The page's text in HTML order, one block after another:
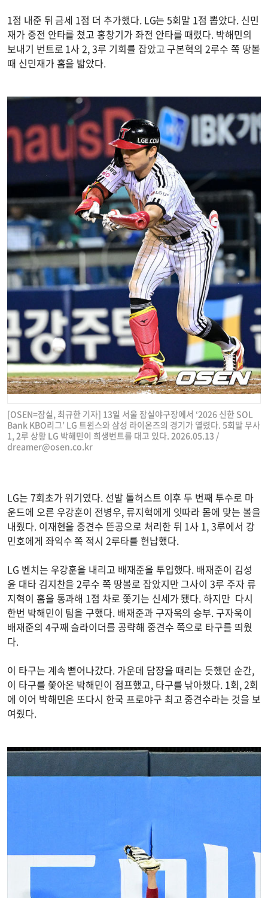
1점 내준 뒤 금세 1점 더 추가했다. LG는 5회말 1점 뽑았다. 신민
재가 중전 안타를 쳤고 홍창기가 좌전 안타를 때렸다. 박해민의
보내기 번트로 1사 2, 3루 기회를 잡았고 구본혁의 2루수 쪽 땅볼
때 신민재가 홈을 밟았다.
[OSEN=잠실, 최규한 기자] 13일 서울 잠실야구장에서 ‘2026 신한 SOL
Bank KBO리그’ LG 트윈스와 삼성 라이온즈의 경기가 열렸다. 5회말 무사
1, 2루 상황 LG 박해민이 희생번트를 대고 있다. 2026.05.13 /
dreamer@osen.co.kr
LG는 7회초가 위기였다. 선발 톨허스트 이후 두 번째 투수로 마
운드에 오른 우강훈이 전병우, 류지혁에게 잇따라 몸에 맞는 볼을
내줬다. 이재현을 중견수 뜬공으로 처리한 뒤 1사 1, 3루에서 강
민호에게 좌익수 쪽 적시 2루타를 헌납했다.
LG 벤치는 우강훈을 내리고 배재준을 투입했다. 배재준이 김성
윤 대타 김지찬을 2루수 쪽 땅볼로 잡았지만 그사이 3루 주자 류
지혁이 홈을 통과해 1점 차로 쫓기는 신세가 됐다. 하지만 다시
한번 박해민이 팀을 구했다. 배재준과 구자욱의 승부. 구자욱이
배재준의 4구째 슬라이더를 공략해 중견수 쪽으로 타구를 띄웠
다.
이 타구는 계속 뻗어나갔다. 가운데 담장을 때리는 듯했던 순간,
이 타구를 쫓아온 박해민이 점프했고, 타구를 낚아챘다. 1회, 2회
에 이어 박해민은 또다시 한국 프로야구 최고 중견수라는 것을 보
여줬다.